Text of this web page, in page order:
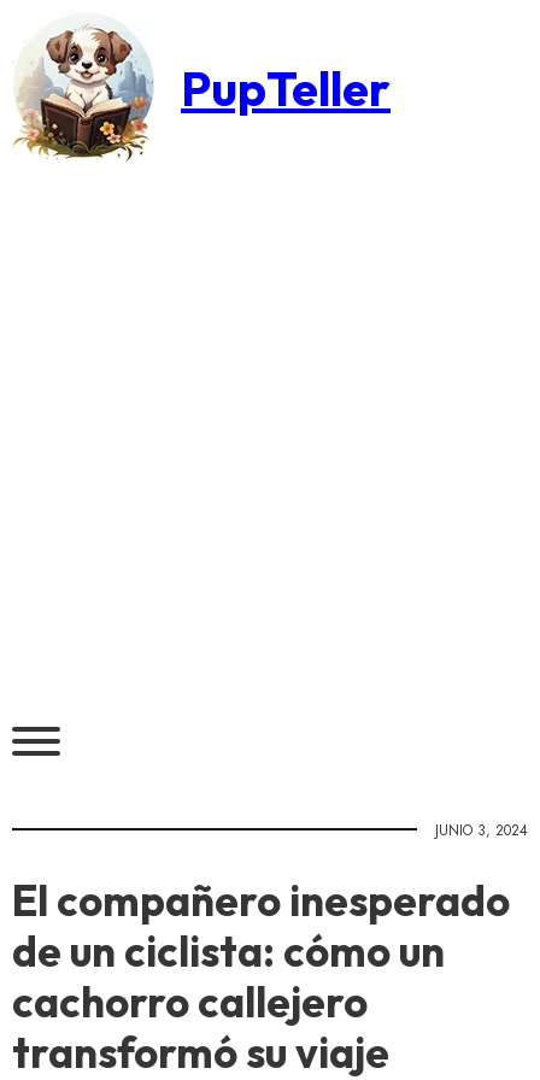
PupTeller
JUNIO 3, 2024
El compañero inesperado
de un ciclista: cómo un
cachorro callejero
transformó su viaje